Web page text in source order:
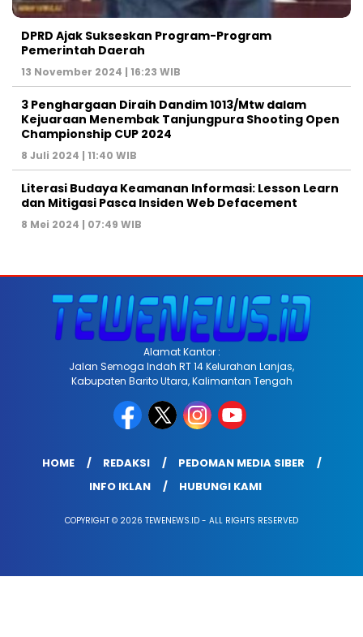
DPRD Ajak Sukseskan Program-Program
Pemerintah Daerah
13 November 2024 | 16:23 WIB
3 Penghargaan Diraih Dandim 1013/Mtw dalam
Kejuaraan Menembak Tanjungpura Shooting Open
Championship CUP 2024
8 Juli 2024 | 11:40 WIB
Literasi Budaya Keamanan Informasi: Lesson Learn
dan Mitigasi Pasca Insiden Web Defacement
8 Mei 2024 | 07:49 WIB
Alamat Kantor :
Jalan Semoga Indah RT 14 Kelurahan Lanjas,
Kabupaten Barito Utara, Kalimantan Tengah
HOME REDAKSI
PEDOMAN MEDIA SIBER
INFO IKLAN
HUBUNGI KAMI
COPYRIGHT © 2026 TEWENEWS.ID - ALL RIGHTS RESERVED